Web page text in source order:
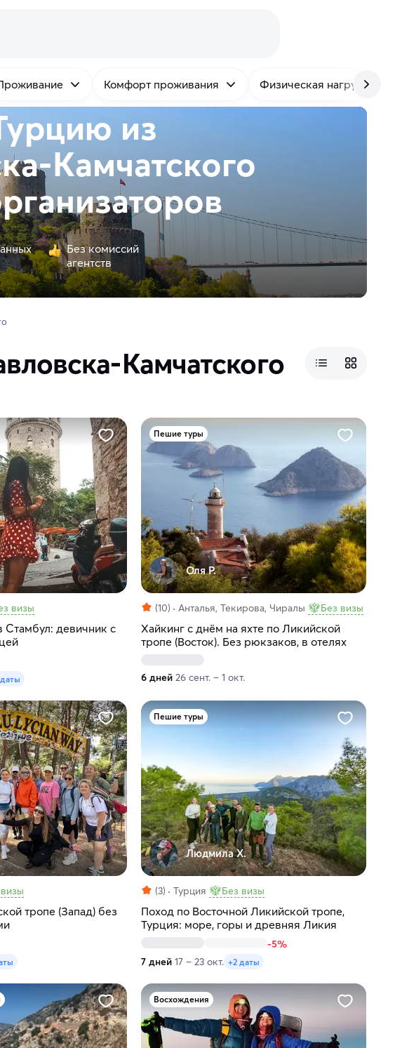
Комфорт проживания Физическая нагрузка
из
Камчатского
Без комиссий
агентств
Камчатского
визы
девичник с
Пешие туры
Оля Р.
(10) Анталья, Текирова, Чиралы Без визы
Xайкинг c днём на яхте по Ликийской
тропе (Восток). Без рюкзаков, в отелях
6 дней 26 сент. – 1 окт.
тропе (Запад) без
Пешие туры
Людмила Х.
(3) Турция Без визы
Поход по Восточной Ликийской тропе,
Турция: море, горы и древняя Ликия
-5%
7 дней 17 – 23 окт. +2 даты
Восхождения